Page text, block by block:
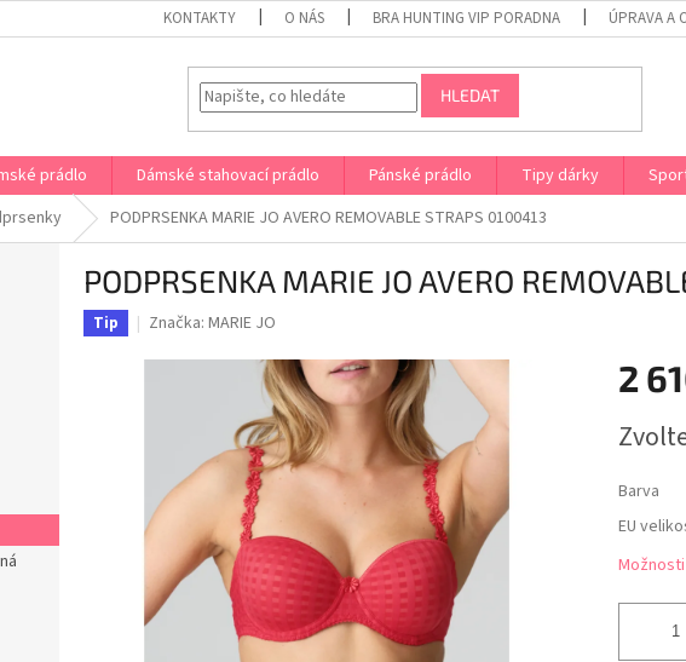
KONTAKTY O NÁS BRA HUNTING VIP PORADNA ÚPRAVA A
HLEDAT
prádlo Dámské stahovací prádlo Pánské prádlo Tipy dárky
PODPRSENKA MARIE JO AVERO REMOVABLE STRAPS 0100413
PODPRSENKA MARIE JO AVERO
Tip Značka: MARIE JO
2
cena:
Barva
EU